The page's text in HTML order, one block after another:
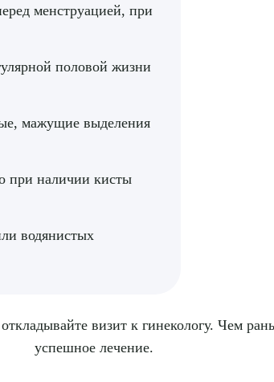
менструацией, при
половой жизни
мажущие выделения
при наличии кисты
водянистых
визит к гинекологу. Чем
успешное лечение.
услугу